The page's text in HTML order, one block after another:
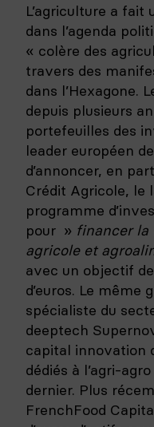
L’agriculture a
dans l’agenda
« colère des
travers des
dans l’Hexagone.
depuis plusieurs
portefeuilles des
leader européen
d’annoncer, en
Crédit Agricole, le
programme
pour » financer la
agricole et
avec un objectif
d’euros. Le même
spécialiste du
deeptech
capital innovation
dédiés à l’agri-
dernier. Plus
FrenchFood